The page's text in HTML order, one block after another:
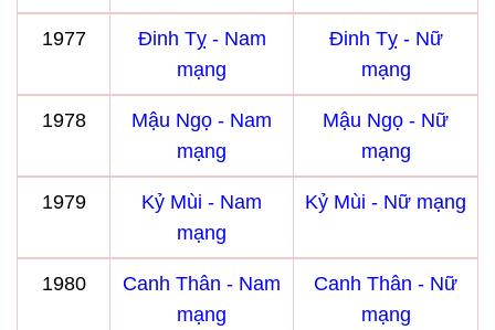
1977
Đinh Tỵ - Nam
mạng
Đinh Tỵ - Nữ
mạng
1978
Mậu Ngọ - Nam
mạng
Mậu Ngọ - Nữ
mạng
1979
Kỷ Mùi - Nam
mạng
Kỷ Mùi - Nữ mạng
1980
Canh Thân - Nam
mạng
Canh Thân - Nữ
mạng